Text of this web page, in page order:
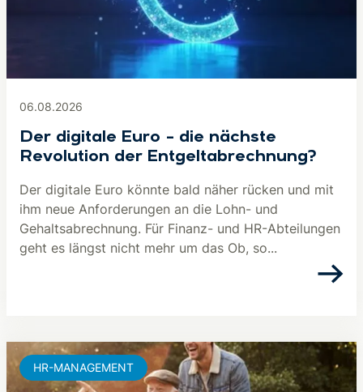
06.08.2026
Der digitale Euro – die nächste
Revolution der Entgeltabrechnung?
Der digitale Euro könnte bald näher rücken und mit
ihm neue Anforderungen an die Lohn- und
Gehaltsabrechnung. Für Finanz- und HR-Abteilungen
geht es längst nicht mehr um das Ob, so...
HR-MANAGEMENT